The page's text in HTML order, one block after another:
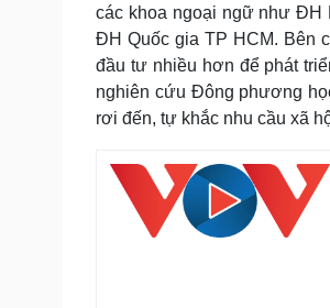
các khoa ngoại ngữ như
ĐH Quốc gia TP HCM. Bên
đầu tư nhiều hơn để phát
nghiên cứu Đông phương
rơi đến, tự khắc nhu cầu xã